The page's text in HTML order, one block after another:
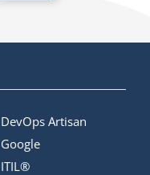
DevOps Artisan
Google
ITIL®